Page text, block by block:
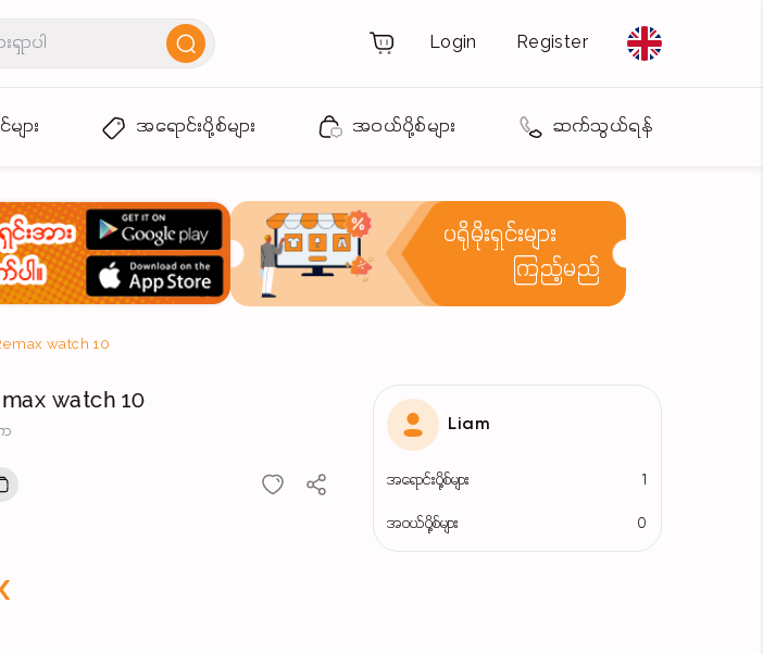
Login Register
ျား အရောင်းပို့စ်များ အဝယ်ပို့စ်များ ဆက်သွယ်ရန်
ပရိုမိုးရှင်းများ
ကြည့်မည်
watch 10
watch 10
Liam
အရောင်းပို့စ်များ 1
အဝယ်ပို့စ်များ 0